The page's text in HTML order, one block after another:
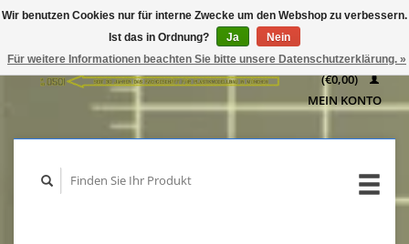
WARENKORB
(€0,00)
MEIN KONTO
Wir benutzen Cookies nur für interne Zwecke um den Webshop zu verbessern.
Ist das in Ordnung?
Ja
Nein
Für weitere Informationen beachten Sie bitte unsere Datenschutzerklärung. »